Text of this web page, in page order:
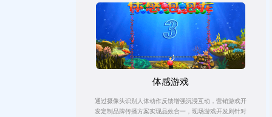
体感游戏
通过摄像头识别人体动作反馈增强沉浸互动，营销游戏开
发定制品牌传播方案实现品效合一，现场游戏开发则针对